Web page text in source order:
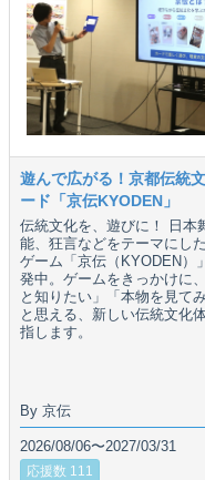
遊んで広がる！京都伝統
ード「京伝KYODEN」
伝統文化を、遊びに！ 日本
能、狂言などをテーマにし
ゲーム「京伝（KYODEN）
発中。ゲームをきっかけに
と知りたい」「本物を見て
と思える、新しい伝統文化
指します。
By 京伝
2026/08/06〜2027/03/31
応援数 111